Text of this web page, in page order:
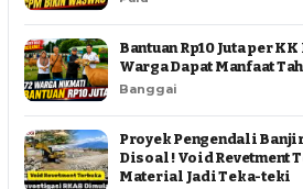
Bantuan Rp10 Juta per
Warga Dapat Manfaat
Banggai
Proyek Pengendali
Disoal ! Void Revetment
Material Jadi Teka-teki